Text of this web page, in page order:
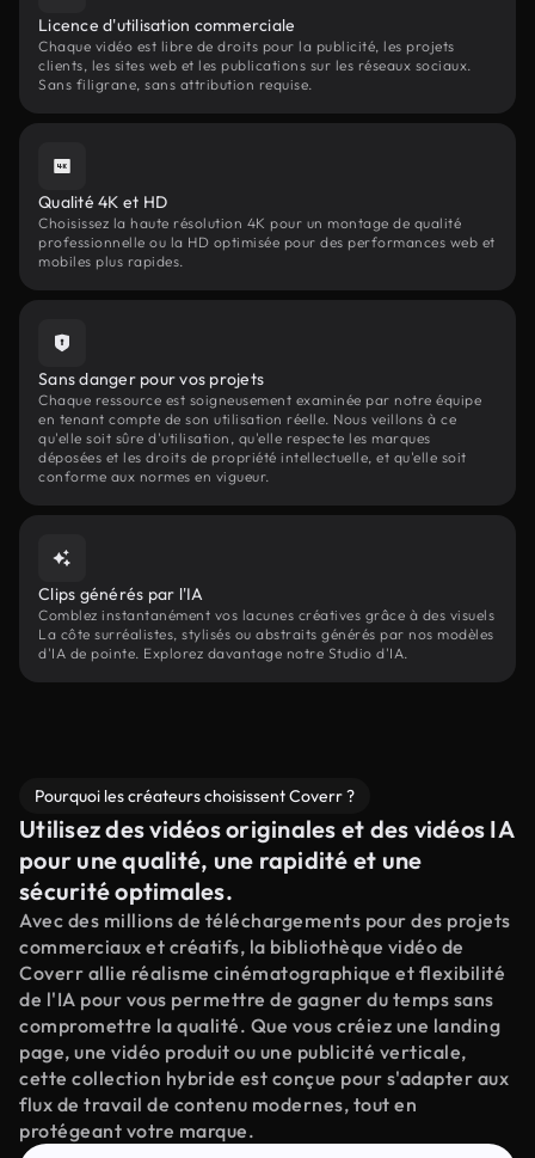
Licence d'utilisation commerciale
Chaque vidéo est libre de droits pour la publicité, les projets
clients, les sites web et les publications sur les réseaux sociaux.
Sans filigrane, sans attribution requise.
Qualité 4K et HD
Choisissez la haute résolution 4K pour un montage de qualité
professionnelle ou la HD optimisée pour des performances web et
mobiles plus rapides.
Sans danger pour vos projets
Chaque ressource est soigneusement examinée par notre équipe
en tenant compte de son utilisation réelle. Nous veillons à ce
qu'elle soit sûre d'utilisation, qu'elle respecte les marques
déposées et les droits de propriété intellectuelle, et qu'elle soit
conforme aux normes en vigueur.
Clips générés par l'IA
Comblez instantanément vos lacunes créatives grâce à des visuels
La côte surréalistes, stylisés ou abstraits générés par nos modèles
d'IA de pointe. Explorez davantage notre Studio d'IA.
Pourquoi les créateurs choisissent Coverr ?
Utilisez des vidéos originales et des vidéos IA
pour une qualité, une rapidité et une
sécurité optimales.
Avec des millions de téléchargements pour des projets
commerciaux et créatifs, la bibliothèque vidéo de
Coverr allie réalisme cinématographique et flexibilité
de l'IA pour vous permettre de gagner du temps sans
compromettre la qualité. Que vous créiez une landing
page, une vidéo produit ou une publicité verticale,
cette collection hybride est conçue pour s'adapter aux
flux de travail de contenu modernes, tout en
protégeant votre marque.